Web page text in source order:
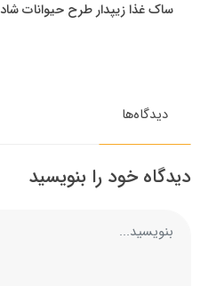
ساک غذا زیپدار طرح حیوانات شاد
دیدگاه‌ها
دیدگاه خود را بنویسید